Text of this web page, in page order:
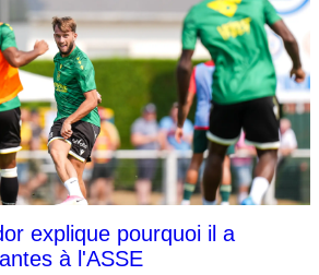
explique pourquoi il a
à l'ASSE